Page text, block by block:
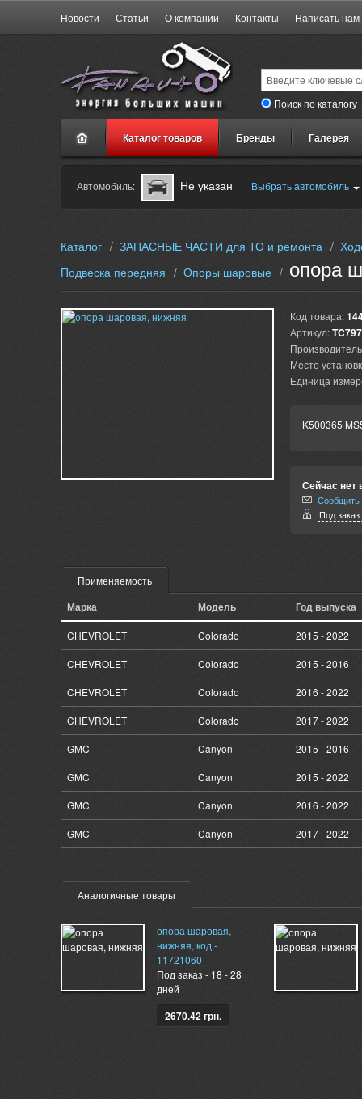
Новости Статьи О компании Контакты Написать нам
Поиск по каталогу
Каталог товаров Бренды Галерея
Автомобиль: Не указан Выбрать автомобиль
Каталог / ЗАПАСНЫЕ ЧАСТИ для ТО и ремонта /
Подвеска передняя / Опоры шаровые / опора
Код товара:
Артикул:
Место
Единица
K500365
Сейчас нет
Сообщить
Под
Применяемость
Марка Модель Год выпуска
CHEVROLET Colorado 2015 - 2022
CHEVROLET Colorado 2015 - 2016
CHEVROLET Colorado 2016 - 2022
CHEVROLET Colorado 2017 - 2022
GMC Canyon 2015 - 2016
GMC Canyon 2015 - 2022
GMC Canyon 2016 - 2022
GMC Canyon 2017 - 2022
Аналогичные товары
опора шаровая,
нижняя, код -
11721060
Под заказ - 18 - 28
дней
2670.42 грн.